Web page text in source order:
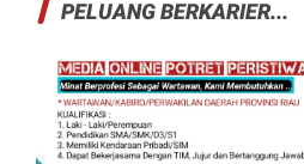
Dikembalikan
PELUANG BERKARIER...